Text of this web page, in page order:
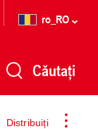
ro_RO
Căutați
Distribuiți